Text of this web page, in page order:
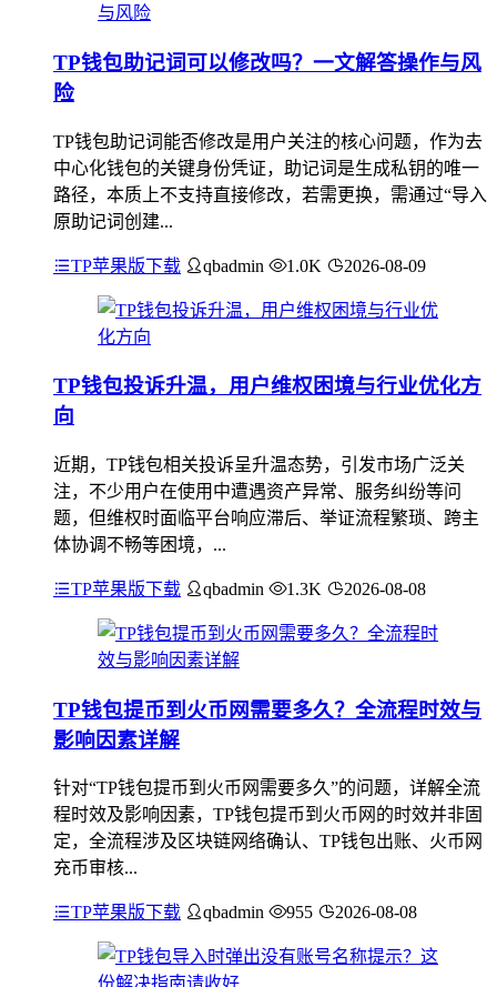
TP钱包助记词可以修改吗？一文解答操作与风
险
TP钱包助记词能否修改是用户关注的核心问题，作为去
中心化钱包的关键身份凭证，助记词是生成私钥的唯一
路径，本质上不支持直接修改，若需更换，需通过“导入
原助记词创建...
TP苹果版下载 qbadmin 1.0K 2026-08-09
TP钱包投诉升温，用户维权困境与行业优化方
向
近期，TP钱包相关投诉呈升温态势，引发市场广泛关
注，不少用户在使用中遭遇资产异常、服务纠纷等问
题，但维权时面临平台响应滞后、举证流程繁琐、跨主
体协调不畅等困境，...
TP苹果版下载 qbadmin 1.3K 2026-08-08
TP钱包提币到火币网需要多久？全流程时效与
影响因素详解
针对“TP钱包提币到火币网需要多久”的问题，详解全流
程时效及影响因素，TP钱包提币到火币网的时效并非固
定，全流程涉及区块链网络确认、TP钱包出账、火币网
充币审核...
TP苹果版下载 qbadmin 955 2026-08-08